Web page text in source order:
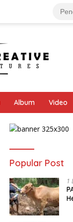
Album Video
Popular Post
1